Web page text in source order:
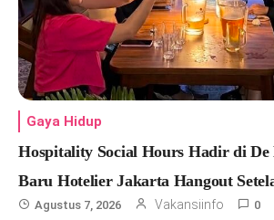
Gaya Hidup
Hospitality Social Hours Hadir di De
Baru Hotelier Jakarta Hangout
Agustus 7, 2026 Vakansiinfo 0